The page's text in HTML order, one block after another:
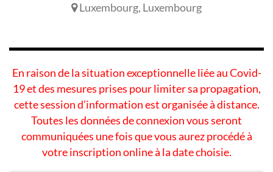
Luxembourg, Luxembourg
En raison de la situation exceptionnelle liée au Covid-
19 et des mesures prises pour limiter sa propagation,
cette session d’information est organisée à distance.
Toutes les données de connexion vous seront
communiquées une fois que vous aurez procédé à
votre inscription online à la date choisie.